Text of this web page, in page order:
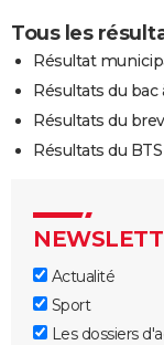
Tous les
Résultat
Résultats du
Résultats du
Résultats du
Actualité
Sport
Les dossiers